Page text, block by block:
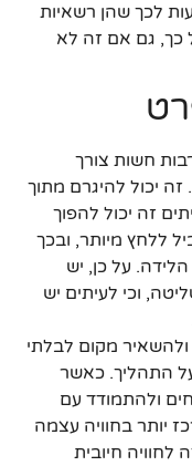
לכך שהן רשאיות
כך, גם אם זה לא
חשות צורך
יכול להיגרם מתוך
זה יכול להפוך
ללחץ מיותר, ובכך
על כן, יש
וכי לעיתים יש
ולהשאיר מקום לבלתי
התהליך. כאשר
ולהתמודד עם
יותר בחוויה עצמה
חיובית